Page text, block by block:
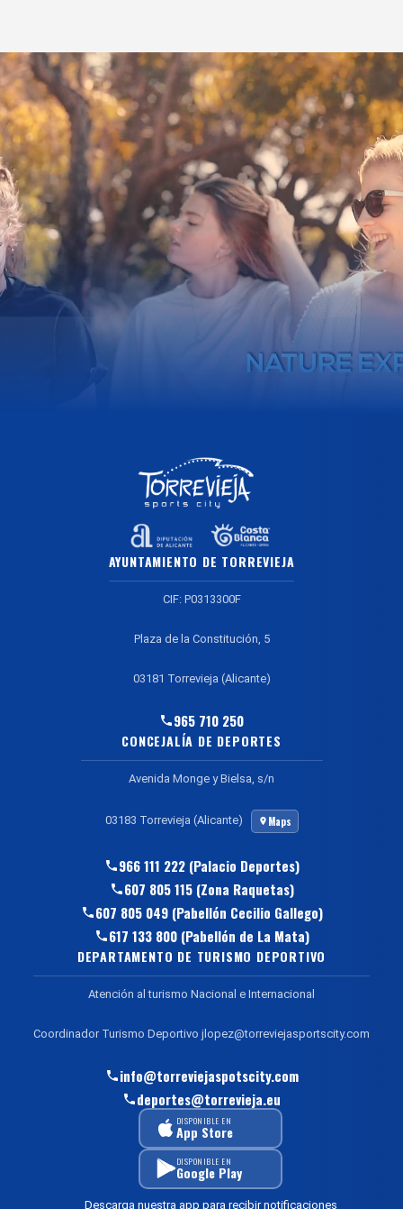
AYUNTAMIENTO DE TORREVIEJA
CIF: P0313300F
Plaza de la Constitución, 5
03181 Torrevieja (Alicante)
965 710 250
CONCEJALÍA DE DEPORTES
Avenida Monge y Bielsa, s/n
03183 Torrevieja (Alicante) Maps
966 111 222 (Palacio Deportes)
607 805 115 (Zona Raquetas)
607 805 049 (Pabellón Cecilio Gallego)
617 133 800 (Pabellón de La Mata)
DEPARTAMENTO DE TURISMO DEPORTIVO
Atención al turismo Nacional e Internacional
Coordinador Turismo Deportivo jlopez@torreviejasportscity.com
info@torreviejaspotscity.com
deportes@torrevieja.eu
DISPONIBLE EN
App Store
DISPONIBLE EN
Google Play
Descarga nuestra app para recibir notificaciones